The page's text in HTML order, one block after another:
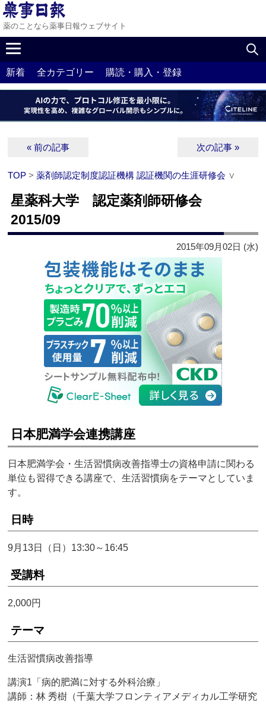
薬のことなら薬事日報ウェブサイト
新着 全カテゴリー 購読・購入・登録
« 前の記事 次の記事 »
TOP >薬剤師認定制度認証機構 認証機関の生涯研修会 ∨
星薬科大学 認定薬剤師研修会
2015/09
2015年09月02日 (水)
日本肥満学会連携講座
日本肥満学会・生活習慣病改善指導士の資格申請に関わる
単位も習得できる講座で、生活習慣病をテーマとしていま
す。
日時
9月13日（日）13:30～16:45
受講料
2,000円
テーマ
生活習慣病改善指導
講演1「病的肥満に対する外科治療」
講師：林 秀樹（千葉大学フロンティアメディカル工学研究